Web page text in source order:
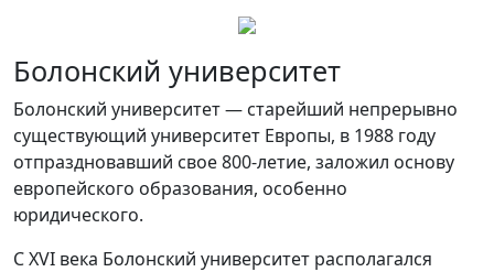
Болонский университет
Болонский университет — старейший непрерывно
существующий университет Европы, в 1988 году
отпраздновавший свое 800-летие, заложил основу
европейского образования, особенно
юридического.
С XVI века Болонский университет располагался